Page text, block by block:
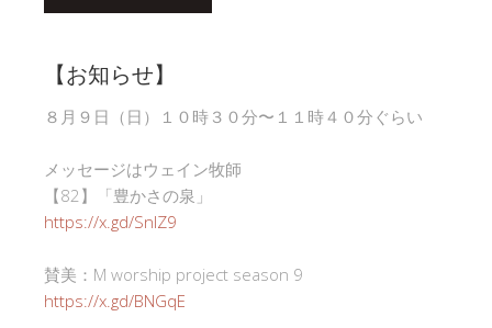
【お知らせ】
８月９日（日）１０時３０分〜１１時４０分ぐらい
メッセージはウェイン牧師
【82】「豊かさの泉」
https://x.gd/SnlZ9
賛美：M worship project season 9
https://x.gd/BNGqE